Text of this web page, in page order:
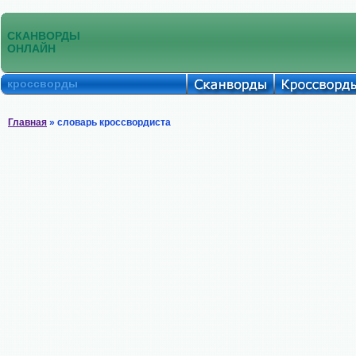
СКАНВОРДЫ
ОНЛАЙН
кроссворды
Главная » словарь кроссвордиста